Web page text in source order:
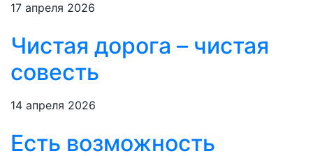
17 апреля 2026
Чистая дорога – чистая
совесть
14 апреля 2026
Есть возможность